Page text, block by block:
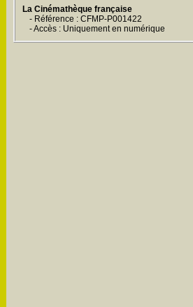
La Cinémathèque française
- Référence : CFMP-P001422
- Accès : Uniquement en numérique